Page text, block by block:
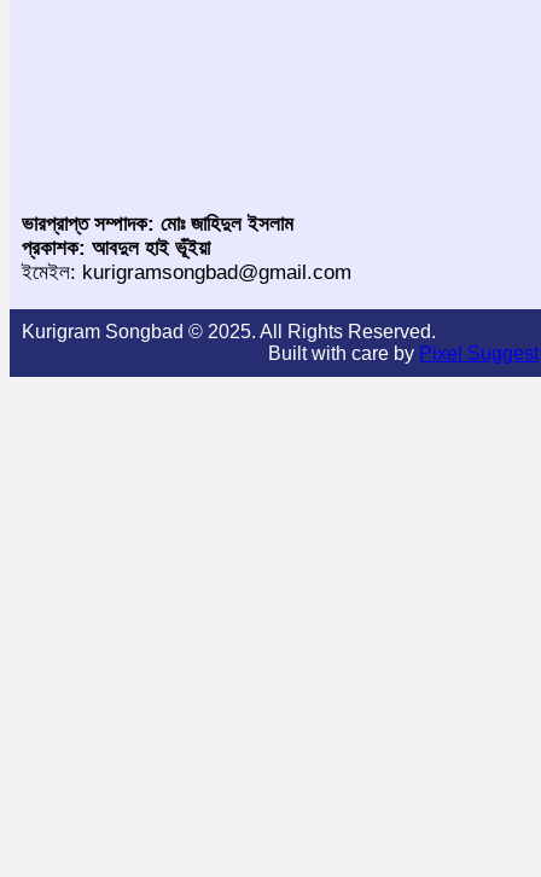
ভারপ্রাপ্ত সম্পাদক: মোঃ জাহিদুল ইসলাম
প্রকাশক: আবদুল হাই ভূঁইয়া
ইমেইল: kurigramsongbad@gmail.com
Kurigram Songbad © 2025. All Rights Reserved.
Built with care by Pixel Suggest